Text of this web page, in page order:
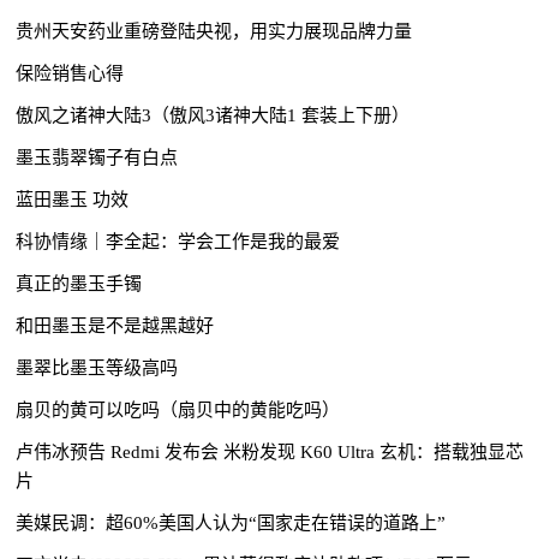
贵州天安药业重磅登陆央视，用实力展现品牌力量
保险销售心得
傲风之诸神大陆3（傲风3诸神大陆1 套装上下册）
墨玉翡翠镯子有白点
蓝田墨玉 功效
科协情缘｜李全起：学会工作是我的最爱
真正的墨玉手镯
和田墨玉是不是越黑越好
墨翠比墨玉等级高吗
扇贝的黄可以吃吗（扇贝中的黄能吃吗）
卢伟冰预告 Redmi 发布会 米粉发现 K60 Ultra 玄机：搭载独显芯
片
美媒民调：超60%美国人认为“国家走在错误的道路上”